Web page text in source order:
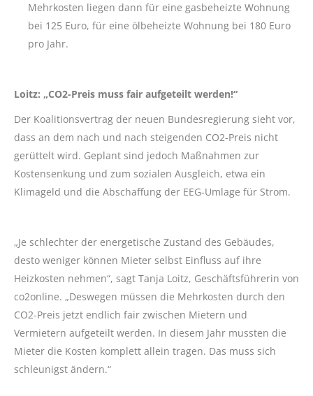
Mehrkosten liegen dann für eine gasbeheizte Wohnung
bei 125 Euro, für eine ölbeheizte Wohnung bei 180 Euro
pro Jahr.
Loitz: „CO2-Preis muss fair aufgeteilt werden!“
Der Koalitionsvertrag der neuen Bundesregierung sieht vor,
dass an dem nach und nach steigenden CO2-Preis nicht
gerüttelt wird. Geplant sind jedoch Maßnahmen zur
Kostensenkung und zum sozialen Ausgleich, etwa ein
Klimageld und die Abschaffung der EEG-Umlage für Strom.
„Je schlechter der energetische Zustand des Gebäudes,
desto weniger können Mieter selbst Einfluss auf ihre
Heizkosten nehmen“, sagt Tanja Loitz, Geschäftsführerin von
co2online. „Deswegen müssen die Mehrkosten durch den
CO2-Preis jetzt endlich fair zwischen Mietern und
Vermietern aufgeteilt werden. In diesem Jahr mussten die
Mieter die Kosten komplett allein tragen. Das muss sich
schleunigst ändern.“